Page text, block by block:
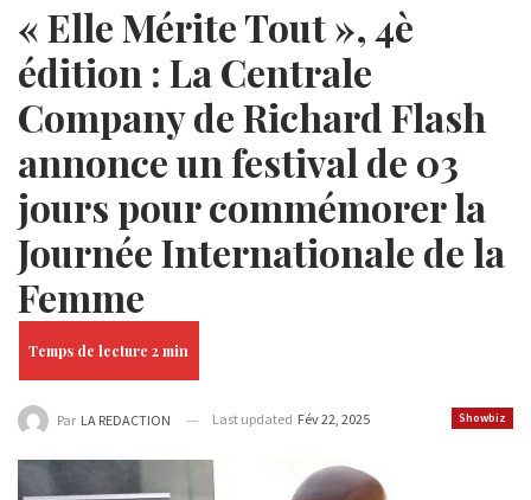
« Elle Mérite Tout », 4è
édition : La Centrale
Company de Richard Flash
annonce un festival de 03
jours pour commémorer la
Journée Internationale de la
Femme
Showbiz
Par LA REDACTION Last updated Fév 22, 2025